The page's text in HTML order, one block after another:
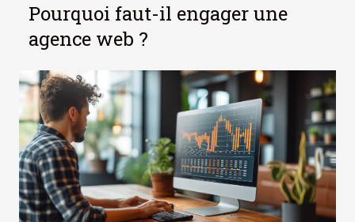
Pourquoi faut-il engager une
agence web ?